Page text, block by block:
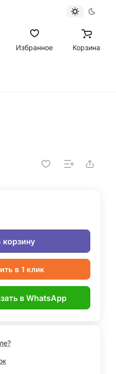
Избранное Корзина
корзину
в 1 клик
в WhatsApp